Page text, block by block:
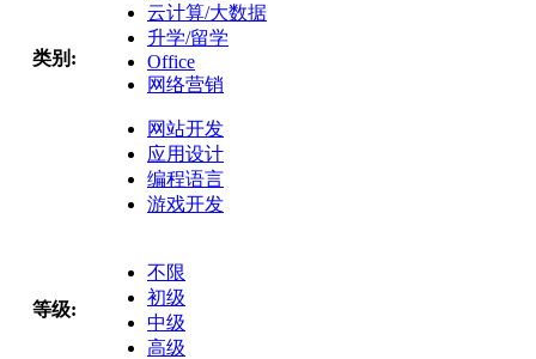
类别:
云计算/大数据
升学/留学
Office
网络营销
网站开发
应用设计
编程语言
游戏开发
等级:
不限
初级
中级
高级